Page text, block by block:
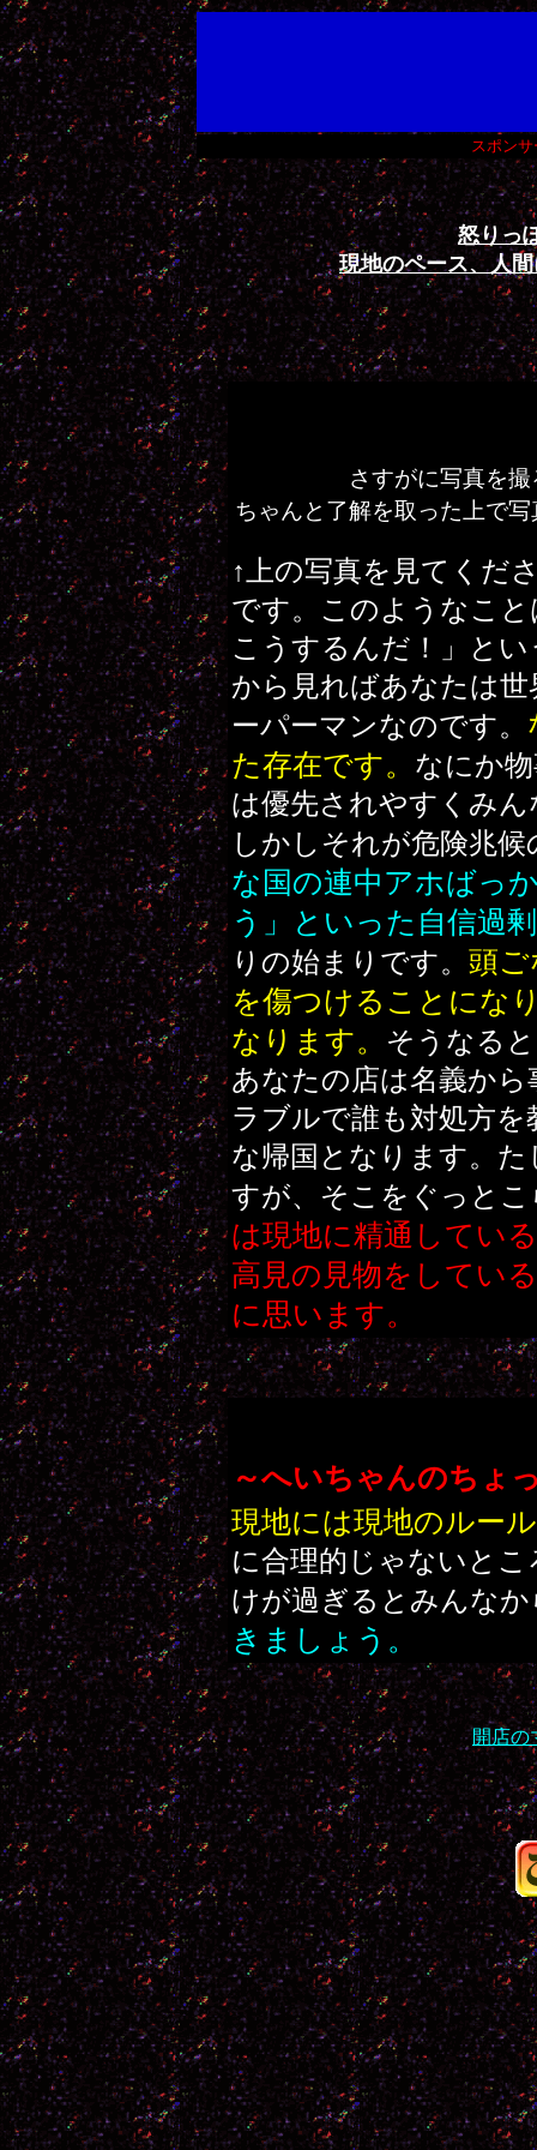
スポン
怒りっ
現地のペース、人
さすがに写真を
ちゃんと了解を取った上で
↑上の写真を見てくだ
です。このようなこ
こうするんだ！」と
から見ればあなたは
ーパーマンなのです。
た存在です。 なにか
は優先されやすくみ
しかしそれが危険兆
な国の連中アホばっ
う」といった自信過剰
りの始まりです。 頭
を傷つけることにな
なります。 そうなる
あなたの店は名義か
ラブルで誰も対処方
な帰国となります。
すが、そこをぐっと
は現地に精通してい
高見の見物をしてい
に思います。
～へいちゃんのちょ
現地には現地のルー
に合理的じゃないと
けが過ぎるとみんな
きましょう。
開店の